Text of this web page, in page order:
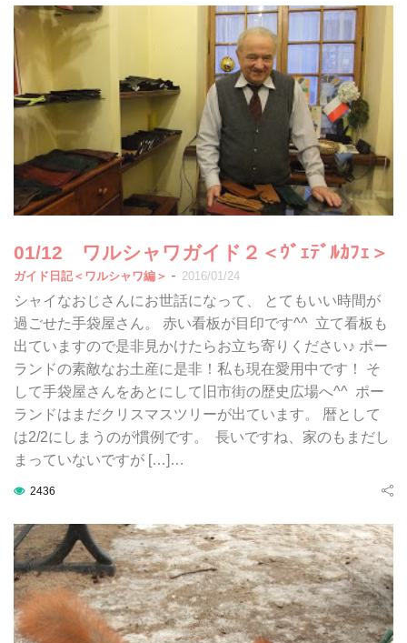
01/12 ワルシャワガイド２＜ｳﾞｪﾃﾞﾙｶﾌｪ＞
ガイド日記＜ワルシャワ編＞ - 2016/01/24
シャイなおじさんにお世話になって、 とてもいい時間が
過ごせた手袋屋さん。 赤い看板が目印です^^ 立て看板も
出ていますので是非見かけたらお立ち寄りください♪ ポー
ランドの素敵なお土産に是非！私も現在愛用中です！ そ
して手袋屋さんをあとにして旧市街の歴史広場へ^^ ポー
ランドはまだクリスマスツリーが出ています。 暦として
は2/2にしまうのが慣例です。 長いですね、家のもまだし
まっていないですが […]…
2436